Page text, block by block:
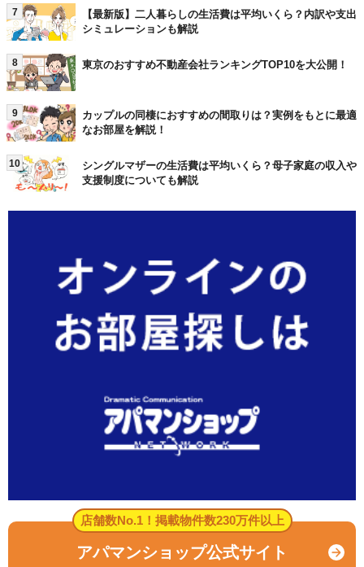
7
【最新版】二人暮らしの生活費は平均いくら？内訳や支出
シミュレーションも解説
8 東京のおすすめ不動産会社ランキングTOP10を大公開！
9
カップルの同棲におすすめの間取りは？実例をもとに最適
なお部屋を解説！
10
シングルマザーの生活費は平均いくら？母子家庭の収入や
支援制度についても解説
店舗数No.1！掲載物件数230万件以上
アパマンショップ公式サイト